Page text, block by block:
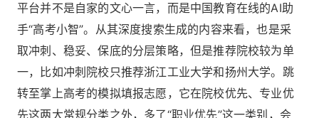
平台并不是自家的文心一言，而是中国教育在线的AI助
手“高考小智”。从其深度搜索生成的内容来看，也是采
取冲刺、稳妥、保底的分层策略，但是推荐院校较为单
一，比如冲刺院校只推荐浙江工业大学和扬州大学。跳
转至掌上高考的模拟填报志愿，它在院校优先、专业优
先这两大常规分类之外，多了“职业优先”这一类别，会